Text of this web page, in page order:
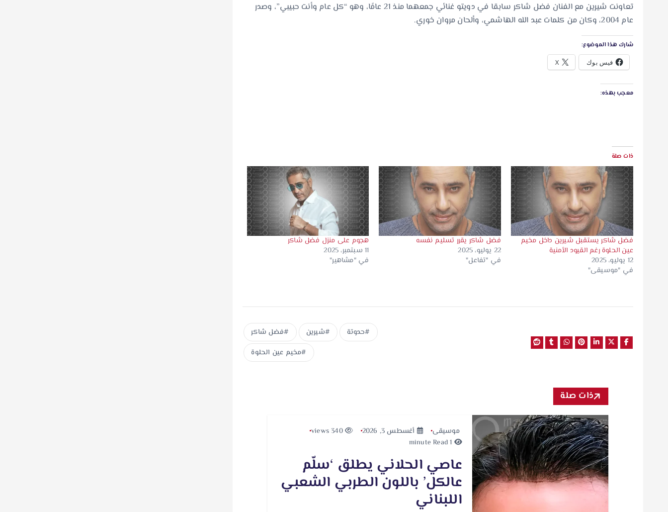
تعاونت شيرين مع الفنان فضل شاكر سابقا في دويتو غنائي جمعهما منذ 21 عامًا، وهو “كل عام وأنت حبيبي”، وصدر
عام 2004، وكان من كلمات عبد الله الهاشمي، وألحان مروان خوري.
شارك هذا الموضوع:
فيس بوك X
معجب بهذه:
ذات صلة
فضل شاكر يستقبل شيرين داخل مخيم
عين الحلوة رغم القيود الأمنية
12 يوليو، 2025
في "موسيقى"
فضل شاكر يقرر تسليم نفسه
22 يوليو، 2025
في "تفاعل"
هجوم على منزل فضل شاكر
11 سبتمبر، 2025
في "مشاهير"
حدوتة شيرين
فضل شاكر
مخيم عين الحلوة
ذات صلة
موسيقى أغسطس 3, 2026
340 views
عاصي الحلاني يطلق ‘سلّم
عالكل’ باللون الطربي الشعبي
اللبناني